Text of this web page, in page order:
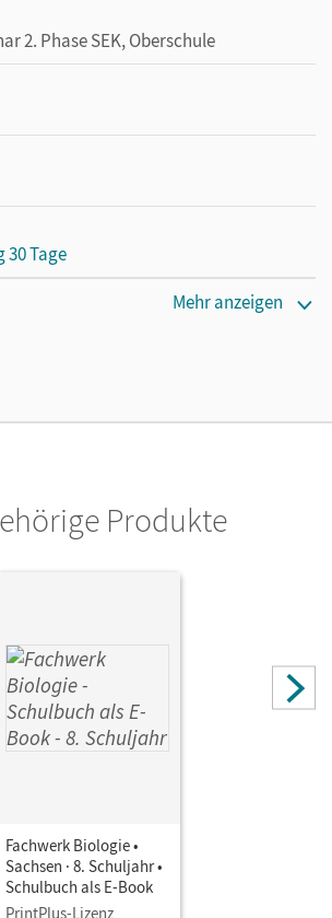
2. Phase SEK, Oberschule
30 Tage
Mehr anzeigen
Produkte
Fachwerk Biologie •
Sachsen · 8. Schuljahr •
Schulbuch als E-Book
PrintPlus-Lizenz